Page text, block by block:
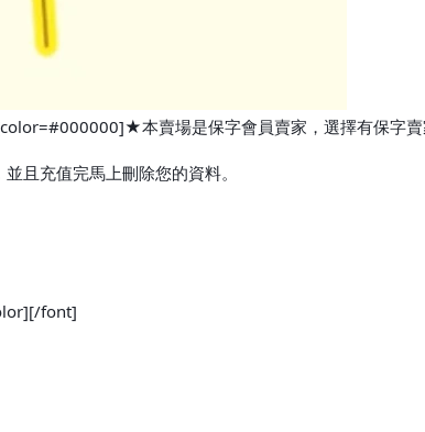
本賣場是保字會員賣家，選擇有保字賣
且充值完馬上刪除您的資料。
font]